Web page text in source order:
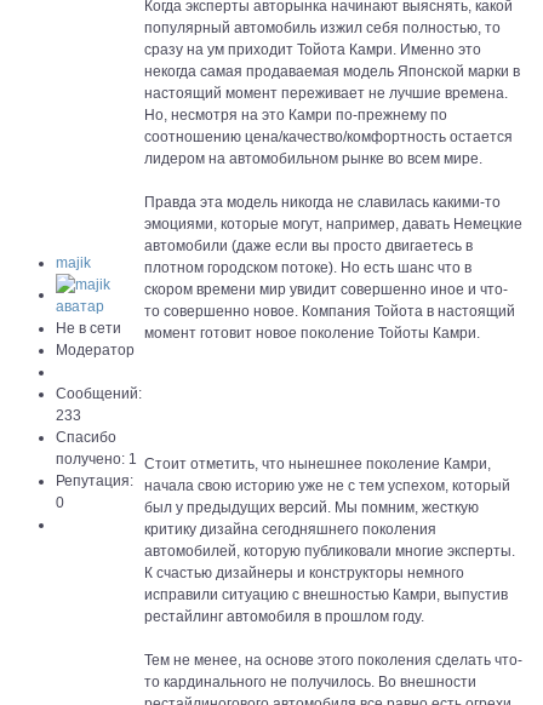
majik
Не в сети
Модератор
Сообщений:
233
Спасибо
получено: 1
Репутация:
0
Когда эксперты авторынка начинают выяснять, какой
популярный автомобиль изжил себя полностью, то
сразу на ум приходит Тойота Камри. Именно это
некогда самая продаваемая модель Японской марки в
настоящий момент переживает не лучшие времена.
Но, несмотря на это Камри по-прежнему по
соотношению цена/качество/комфортность остается
лидером на автомобильном рынке во всем мире.
Правда эта модель никогда не славилась какими-то
эмоциями, которые могут, например, давать Немецкие
автомобили (даже если вы просто двигаетесь в
плотном городском потоке). Но есть шанс что в
скором времени мир увидит совершенно иное и что-
то совершенно новое. Компания Тойота в настоящий
момент готовит новое поколение Тойоты Камри.
Стоит отметить, что нынешнее поколение Камри,
начала свою историю уже не с тем успехом, который
был у предыдущих версий. Мы помним, жесткую
критику дизайна сегодняшнего поколения
автомобилей, которую публиковали многие эксперты.
К счастью дизайнеры и конструкторы немного
исправили ситуацию с внешностью Камри, выпустив
рестайлинг автомобиля в прошлом году.
Тем не менее, на основе этого поколения сделать что-
то кардинального не получилось. Во внешности